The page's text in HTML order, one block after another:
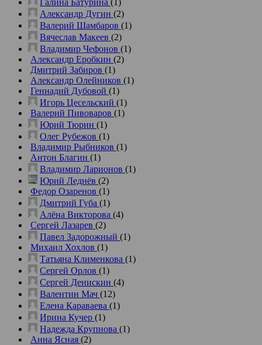
Галина Батурина (1)
Александр Дугин (2)
Валерий Шамбаров (1)
Вячеслав Макеев (2)
Владимир Чефонов (1)
Александр Еробкин (2)
Дмитрий Забиров (1)
Александр Олейников (1)
Геннадий Дубовой (1)
Игорь Цесельский (1)
Валерий Пивоваров (1)
Юрий Тюрин (1)
Олег Рубежов (1)
Владимир Рыбников (1)
Антон Благин (1)
Владимир Ларионов (1)
Юрий Леднёв (2)
Федор Озаренов (1)
Дмитрий Губа (1)
Алёна Викторова (4)
Сергей Лазарев (2)
Павел Задорожный (1)
Михаил Хохлов (1)
Татьяна Клименкова (1)
Сергей Орлов (1)
Сергей Денискин (4)
Валентин Мач (12)
Елена Караваева (1)
Ирина Кучер (1)
Надежда Крупнова (1)
Анна Ясная (2)